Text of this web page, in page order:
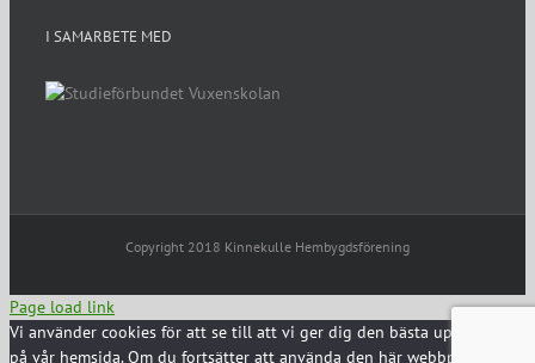
I SAMARBETE MED
Copyright 2018 Kinnekulle Hembygdsförening
Page load link
Vi använder cookies för att se till att vi ger dig den bästa upplevelsen
på vår hemsida. Om du fortsätter att använda den här webbplatsen